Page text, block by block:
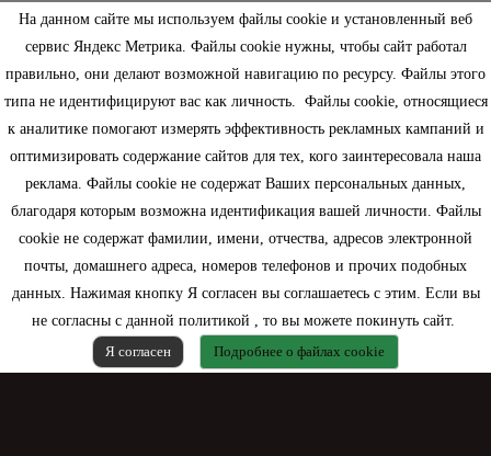
На данном сайте мы используем файлы cookie и установленный веб
сервис Яндекс Метрика. Файлы cookie нужны, чтобы сайт работал
правильно, они делают возможной навигацию по ресурсу. Файлы этого
типа не идентифицируют вас как личность. Файлы cookie, относящиеся
к аналитике помогают измерять эффективность рекламных кампаний и
оптимизировать содержание сайтов для тех, кого заинтересовала наша
реклама. Файлы cookie не содержат Ваших персональных данных,
благодаря которым возможна идентификация вашей личности. Файлы
cookie не содержат фамилии, имени, отчества, адресов электронной
почты, домашнего адреса, номеров телефонов и прочих подобных
данных. Нажимая кнопку Я согласен вы соглашаетесь с этим. Если вы
не согласны с данной политикой , то вы можете покинуть сайт.
Я согласен
Подробнее о файлах cookie
Информация
Моя учетная запись
Контактная информация